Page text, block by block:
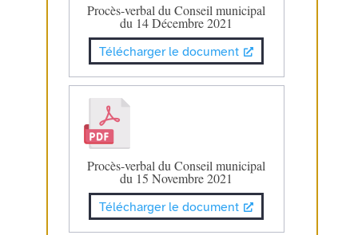
Procès-verbal du Conseil municipal
du 14 Décembre 2021
Télécharger le document
Procès-verbal du Conseil municipal
du 15 Novembre 2021
Télécharger le document